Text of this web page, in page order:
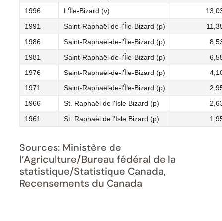
1996
L'Île-Bizard (v)
1991
Saint-Raphaël-de-l'Île-Bizard (p)
1986
Saint-Raphaël-de-l'Île-Bizard (p)
1981
Saint-Raphaël-de-l'Île-Bizard (p)
1976
Saint-Raphaël-de-l'Île-Bizard (p)
1971
Saint-Raphaël-de-l'Île-Bizard (p)
1966
St. Raphaël de l'Isle Bizard (p)
1961
St. Raphaël de l'Isle Bizard (p)
Sources: Ministère de
l’Agriculture/Bureau fédéral de la
statistique/Statistique Canada,
Recensements du Canada